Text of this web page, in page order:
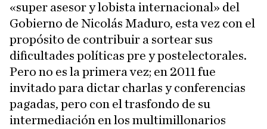
«super asesor y lobista internacional» del
Gobierno de Nicolás Maduro, esta vez con el
propósito de contribuir a sortear sus
dificultades políticas pre y postelectorales.
Pero no es la primera vez; en 2011 fue
invitado para dictar charlas y conferencias
pagadas, pero con el trasfondo de su
intermediación en los multimillonarios